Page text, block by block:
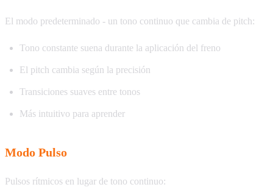
El modo predeterminado - un tono continuo que cambia de pitch:
Tono constante suena durante la aplicación del freno
El pitch cambia según la precisión
Transiciones suaves entre tonos
Más intuitivo para aprender
Modo Pulso
Pulsos rítmicos en lugar de tono continuo: